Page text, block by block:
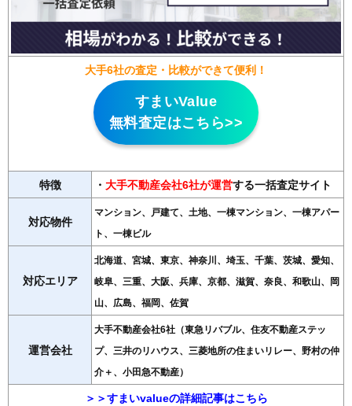
大手6社の査定・比較ができて便利！
すまいValue
無料査定はこちら>>
特徴 ・ 大手不動産会社6社が運営する一括査定サイト
対応物件
マンション、戸建て、土地、一棟マンション、一棟アパー
ト、一棟ビル
対応エリア
北海道、宮城、東京、神奈川、埼玉、千葉、茨城、愛知、
岐阜、三重、大阪、兵庫、京都、滋賀、奈良、和歌山、岡
山、広島、福岡、佐賀
運営会社
大手不動産会社6社（東急リバブル、住友不動産ステッ
プ、三井のリハウス、三菱地所の住まいリレー、野村の仲
介＋、小田急不動産）
＞＞すまいvalueの詳細記事はこちら